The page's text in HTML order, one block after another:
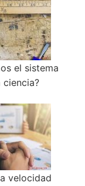
el sistema
ciencia?
velocidad